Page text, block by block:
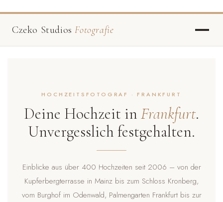
Czeko StudiosFotografie
HOCHZEITSFOTOGRAF · FRANKFURT
Deine Hochzeit in Frankfurt.
Unvergesslich festgehalten.
Einblicke aus über 400 Hochzeiten seit 2006 – von der
Kupferbergterrasse in Mainz bis zum Schloss Kronberg,
vom Burghof im Odenwald, Palmengarten Frankfurt bis zur